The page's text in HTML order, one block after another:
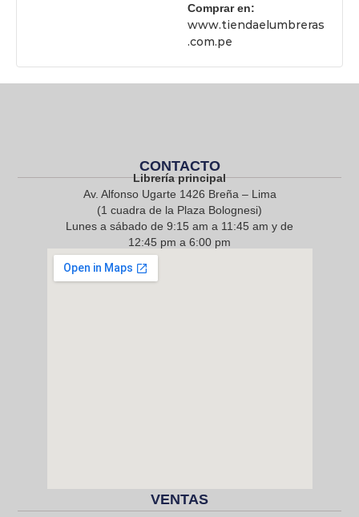
Comprar en:
www.tiendaelumbreras
.com.pe
CONTACTO
Librería principal
Av. Alfonso Ugarte 1426 Breña – Lima
(1 cuadra de la Plaza Bolognesi)
Lunes a sábado de 9:15 am a 11:45 am y de
12:45 pm a 6:00 pm
968 217 912
VENTAS